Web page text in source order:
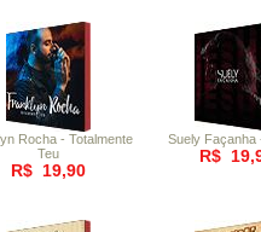
Rocha - Totalmente
Teu
R$ 19,90
Suely Façanha
R$